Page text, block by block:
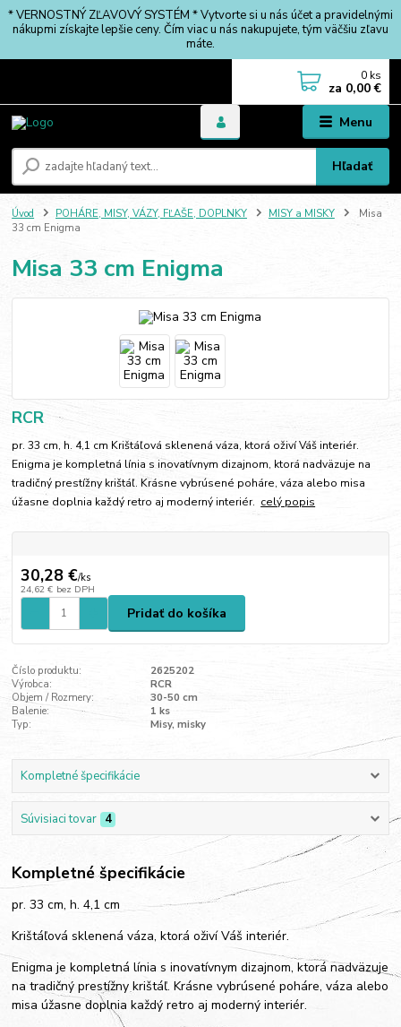
* VERNOSTNÝ ZĽAVOVÝ SYSTÉM * Vytvorte si u nás účet a pravidelnými
nákupmi získajte lepšie ceny. Čím viac u nás nakupujete, tým väčšiu zľavu
máte.
Menu
Hľadať
0 ks
za 0,00 €
Úvod POHÁRE, MISY, VÁZY, FĽAŠE, DOPLNKY MISY a MISKY
Misa
33 cm Enigma
Misa 33 cm Enigma
RCR
pr. 33 cm, h. 4,1 cm Krištáľová sklenená váza, ktorá oživí Váš interiér.
Enigma je kompletná línia s inovatívnym dizajnom, ktorá nadväzuje na
tradičný prestížny krištáľ. Krásne vybrúsené poháre, váza alebo misa
úžasne doplnia každý retro aj moderný interiér. celý popis
30,28 €/ks
24,62 € bez DPH
Pridať do košíka
Číslo produktu:
2625202
Výrobca:
RCR
Objem / Rozmery:
30-50 cm
Balenie:
1 ks
Typ:
Misy, misky
Kompletné špecifikácie
Súvisiaci tovar 4
Kompletné špecifikácie
pr. 33 cm, h. 4,1 cm
Krištáľová sklenená váza, ktorá oživí Váš interiér.
Enigma je kompletná línia s inovatívnym dizajnom, ktorá nadväzuje
na tradičný prestížny krištáľ. Krásne vybrúsené poháre, váza alebo
misa úžasne doplnia každý retro aj moderný interiér.